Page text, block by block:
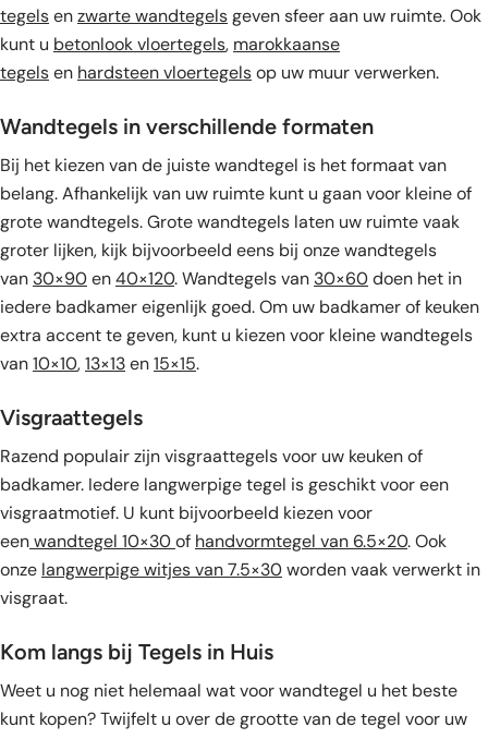
tegelsenzwarte wandtegelsgeven sfeer aan uw ruimte. Ook
kunt u betonlook vloertegels, marokkaanse
tegelsen hardsteen vloertegelsop uw muur verwerken.
Wandtegels in verschillende formaten
Bij het kiezen van de juiste wandtegel is het formaat van
belang. Afhankelijk van uw ruimte kunt u gaan voor kleine of
grote wandtegels. Grote wandtegels laten uw ruimte vaak
groter lijken, kijk bijvoorbeeld eens bij onze wandtegels
van 30×90en40×120. Wandtegels van 30×60doen het in
iedere badkamer eigenlijk goed. Om uw badkamer of keuken
extra accent te geven, kunt u kiezen voor kleine wandtegels
van10×10,13×13en15×15.
Visgraattegels
Razend populair zijn visgraattegels voor uw keuken of
badkamer. Iedere langwerpige tegel is geschikt voor een
visgraatmotief. U kunt bijvoorbeeld kiezen voor
eenwandtegel 10×30of handvormtegel van 6.5×20. Ook
onze langwerpige witjes van 7.5×30worden vaak verwerkt in
visgraat.
Kom langs bij Tegels in Huis
Weet u nog niet helemaal wat voor wandtegel u het beste
kunt kopen? Twijfelt u over de grootte van de tegel voor uw